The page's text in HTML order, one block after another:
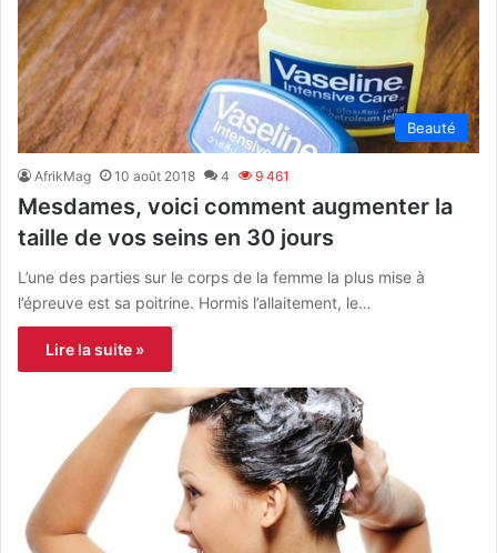
Beauté
AfrikMag 10 août 2018 4 9 461
Mesdames, voici comment augmenter la
taille de vos seins en 30 jours
L’une des parties sur le corps de la femme la plus mise à
l’épreuve est sa poitrine. Hormis l’allaitement, le…
Lire la suite »